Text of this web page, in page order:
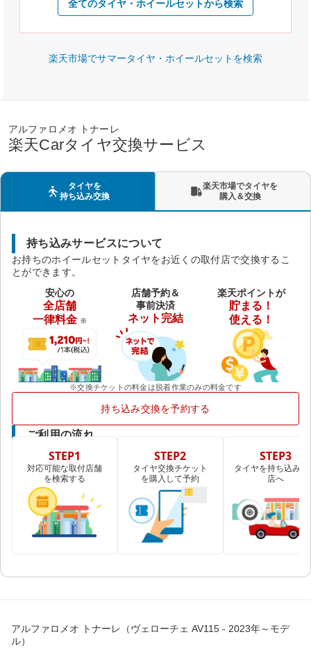
全てのタイヤ・ホイールセットから検索
楽天市場でサマータイヤ・ホイールセットを検索
アルファロメオ トナーレ
楽天Carタイヤ交換サービス
タイヤを
持ち込み交換
楽天市場でタイヤを
購入＆交換
持ち込みサービスについて
お持ちのホイールセットタイヤをお近くの取付店で交換するこ
とができます。
安心の
全店舗
一律料金 ※
店舗予約＆
事前決済
ネット完結
楽天ポイントが
貯まる！
使える！
※交換チケットの料金は脱着作業のみの料金です
持ち込み交換を予約する
ご利用の流れ
STEP1
対応可能な取付店舗
を検索する
STEP2
タイヤ交換チケット
を購入して予約
STEP3
タイヤを持ち込み取
店へ
アルファロメオ トナーレ（ヴェローチェ AV115 - 2023年～モデ
ル）